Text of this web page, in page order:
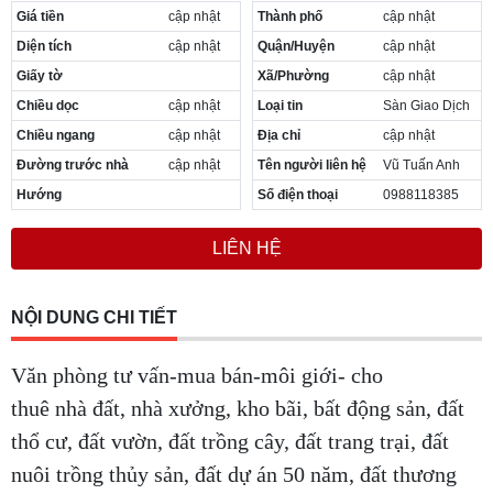
Cần thuê MBKD tại Phường Nghĩa Độ
Cần thuê MBKD tại Phường Phương Liệt
Cần thuê MBKD tại Phường Khương Đình
Cần thuê MBKD tại Phường Yên Sở
Cần thuê MBKD tại Phường Hoàng Liệt
Cần thuê MBKD tại Phường Định Công
Cần thuê MBKD tại Phường Tương Mai
Cần thuê MBKD tại Phường Vĩnh Hưng
Cần thuê MBKD tại Phường Lĩnh Nam
Cần thuê MBKD tại Phường Hồng Hà
Cần thuê MBKD tại Phường Láng
Cần thuê MBKD tại Phường Kim Liên
Cần thuê MBKD tại Phường Bạch Mai
Giá tiền
cập nhật
Diện tích
cập nhật
Giấy tờ
Chiều dọc
cập nhật
Chiều ngang
cập nhật
Đường trước nhà
cập nhật
Hướng
Thành phố
cập nhật
Quận/Huyện
cập nhật
Xã/Phường
cập nhật
Loại tin
Sàn Giao Dịch
Địa chỉ
cập nhật
Tên người liên hệ
Vũ Tuấn Anh
Số điện thoại
0988118385
LIÊN HỆ
NỘI DUNG CHI TIẾT
Văn phòng tư vấn-mua bán-môi giới- cho
thuê nhà đất, nhà xưởng, kho bãi, bất động sản, đất
thổ cư, đất vườn, đất trồng cây, đất trang trại, đất
nuôi trồng thủy sản, đất dự án 50 năm, đất thương